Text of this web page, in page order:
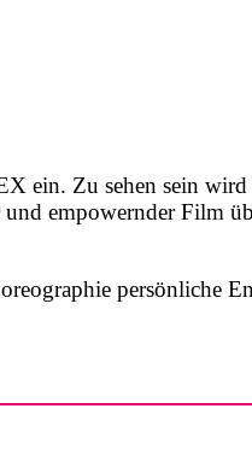
ein. Zu sehen sein
empowernder Film
persönliche